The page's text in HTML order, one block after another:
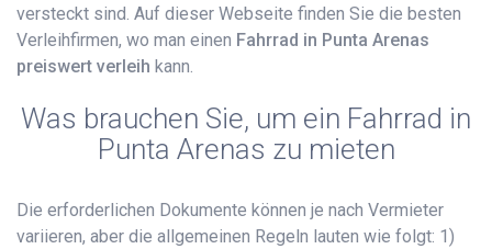
versteckt sind. Auf dieser Webseite finden Sie die besten
Verleihfirmen, wo man einen Fahrrad​ in Punta Arenas
preiswert verleih kann.
Was brauchen Sie, um ein Fahrrad in
Punta Arenas zu mieten
Die erforderlichen Dokumente können je nach Vermieter
variieren, aber die allgemeinen Regeln lauten wie folgt: 1)